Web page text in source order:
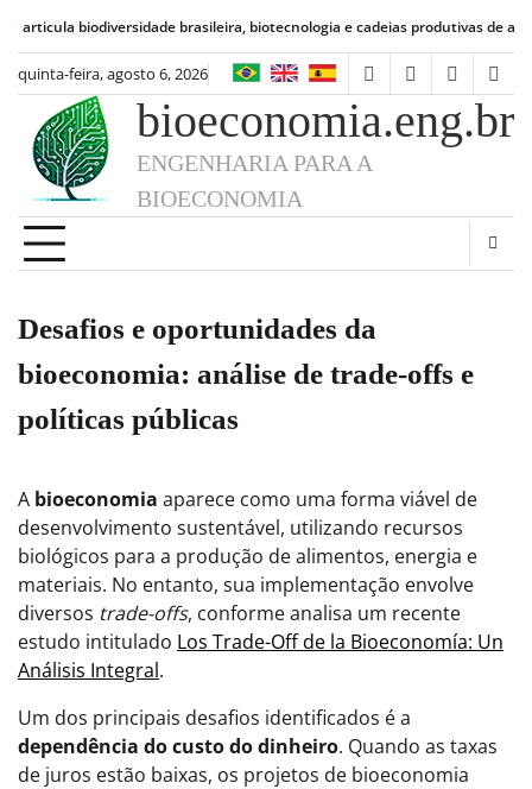
content
biodiversidade brasileira, biotecnologia e cadeias produtivas de alimentos
quinta-feira, agosto 6, 2026 facebookinstagram
linkedin
bioeconomia.eng.br
ENGENHARIA PARA A
BIOECONOMIA
Desafios e oportunidades da
bioeconomia: análise de trade-offs e
políticas públicas
A bioeconomia aparece como uma forma viável de
desenvolvimento sustentável, utilizando recursos
biológicos para a produção de alimentos, energia e
materiais. No entanto, sua implementação envolve
diversos trade-offs, conforme analisa um recente
estudo intitulado Los Trade-Off de la Bioeconomía: Un
Análisis Integral.
Um dos principais desafios identificados é a
dependência do custo do dinheiro. Quando as taxas
de juros estão baixas, os projetos de bioeconomia